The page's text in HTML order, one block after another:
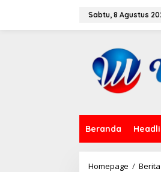
Sabtu, 8 Agustus
Beranda
Homepage / Berita